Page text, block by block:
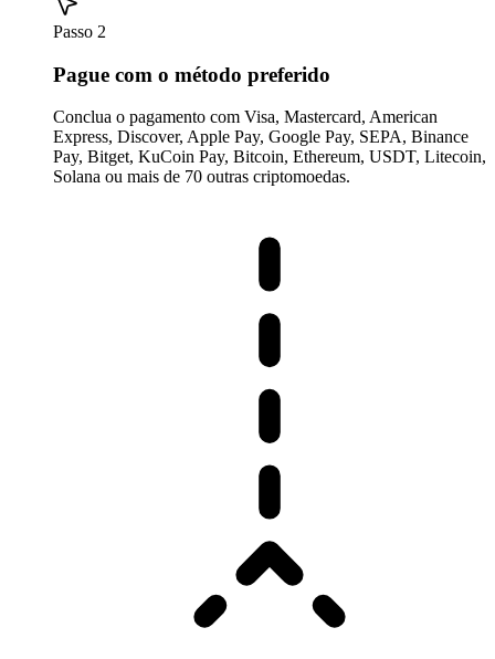
Passo 2
Pague com o método preferido
Conclua o pagamento com Visa, Mastercard, American
Express, Discover, Apple Pay, Google Pay, SEPA, Binance
Pay, Bitget, KuCoin Pay, Bitcoin, Ethereum, USDT, Litecoin,
Solana ou mais de 70 outras criptomoedas.